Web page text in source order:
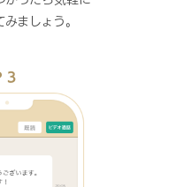
みましょう。
3